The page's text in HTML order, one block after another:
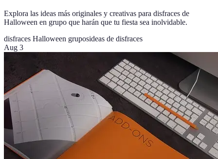
Explora las ideas más originales y creativas para disfraces de
Halloween en grupo que harán que tu fiesta sea inolvidable.
disfraces Halloween gruposideas de disfraces
Aug 3